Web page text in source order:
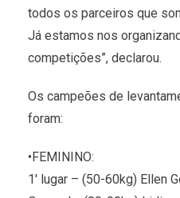
todos os parceiros que
Já estamos nos
competições”, declarou.
Os campeões de
foram:
•FEMININO:
1′ lugar – (50-60kg) Ellen